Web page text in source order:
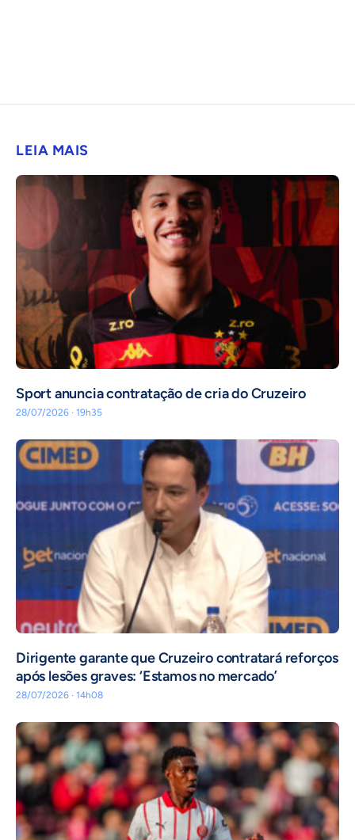
LEIA MAIS
Sport anuncia contratação de cria do Cruzeiro
28/07/2026 · 19h35
Dirigente garante que Cruzeiro contratará reforços
após lesões graves: ‘Estamos no mercado’
28/07/2026 · 14h08